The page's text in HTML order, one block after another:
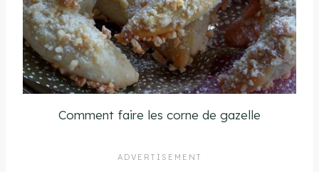
Comment faire les corne de gazelle